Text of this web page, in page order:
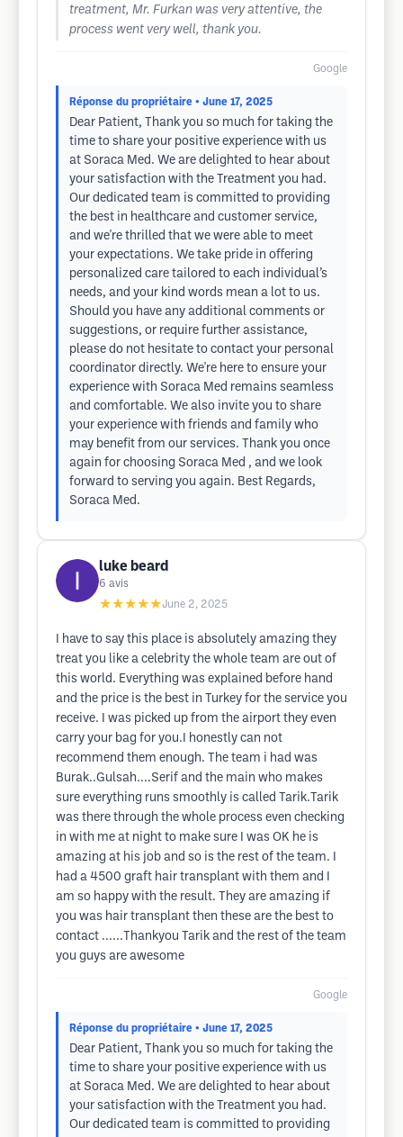
treatment, Mr. Furkan was very attentive, the
process went very well, thank you.
Google
Réponse du propriétaire • June 17, 2025
Dear Patient, Thank you so much for taking the
time to share your positive experience with us
at Soraca Med. We are delighted to hear about
your satisfaction with the Treatment you had.
Our dedicated team is committed to providing
the best in healthcare and customer service,
and we're thrilled that we were able to meet
your expectations. We take pride in offering
personalized care tailored to each individual’s
needs, and your kind words mean a lot to us.
Should you have any additional comments or
suggestions, or require further assistance,
please do not hesitate to contact your personal
coordinator directly. We're here to ensure your
experience with Soraca Med remains seamless
and comfortable. We also invite you to share
your experience with friends and family who
may benefit from our services. Thank you once
again for choosing Soraca Med , and we look
forward to serving you again. Best Regards,
Soraca Med.
luke beard
6 avis
★★★★★June 2, 2025
I have to say this place is absolutely amazing they
treat you like a celebrity the whole team are out of
this world. Everything was explained before hand
and the price is the best in Turkey for the service you
receive. I was picked up from the airport they even
carry your bag for you.I honestly can not
recommend them enough. The team i had was
Burak..Gulsah....Serif and the main who makes
sure everything runs smoothly is called Tarik.Tarik
was there through the whole process even checking
in with me at night to make sure I was OK he is
amazing at his job and so is the rest of the team. I
had a 4500 graft hair transplant with them and I
am so happy with the result. They are amazing if
you was hair transplant then these are the best to
contact ......Thankyou Tarik and the rest of the team
you guys are awesome
Google
Réponse du propriétaire • June 17, 2025
Dear Patient, Thank you so much for taking the
time to share your positive experience with us
at Soraca Med. We are delighted to hear about
your satisfaction with the Treatment you had.
Our dedicated team is committed to providing